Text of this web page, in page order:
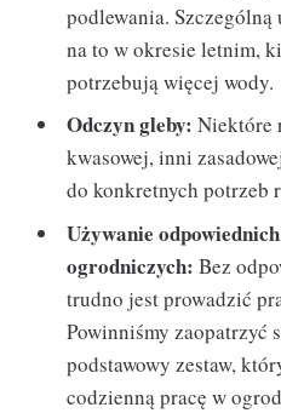
podlewania.
na to w okresie letnim,
potrzebują więcej wody.
Odczyn gleby: Niektóre
kwasowej, inni
do konkretnych potrzeb
Używanie
ogrodniczych: Bez
trudno jest prowadzić
Powinniśmy zaopatrzyć
podstawowy zestaw,
codzienną pracę w